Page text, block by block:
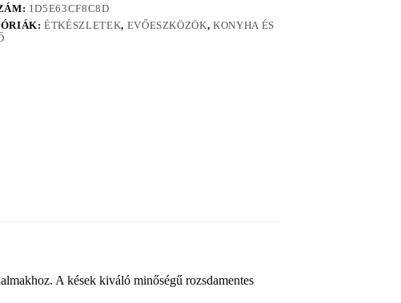
1D5E63CF8C8D
ÉTKÉSZLETEK, EVŐESZKÖZÖK,KONYHA ÉS
A kések kiváló minőségű rozsdamentes